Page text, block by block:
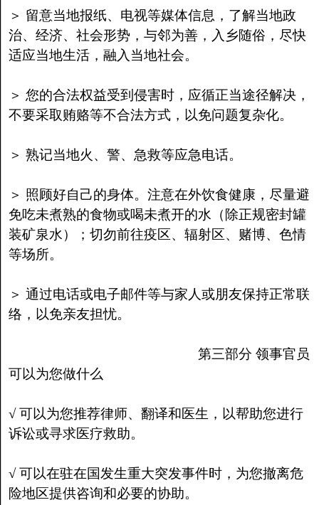
＞ 留意当地报纸、电视等媒体信息，了解当地政
治、经济、社会形势，与邻为善，入乡随俗，尽快
适应当地生活，融入当地社会。
＞ 您的合法权益受到侵害时，应循正当途径解决，
不要采取贿赂等不合法方式，以免问题复杂化。
＞ 熟记当地火、警、急救等应急电话。
＞ 照顾好自己的身体。注意在外饮食健康，尽量避
免吃未煮熟的食物或喝未煮开的水（除正规密封罐
装矿泉水）；切勿前往疫区、辐射区、赌博、色情
等场所。
＞ 通过电话或电子邮件等与家人或朋友保持正常联
络，以免亲友担忧。
第三部分 领事官员
可以为您做什么
√ 可以为您推荐律师、翻译和医生，以帮助您进行
诉讼或寻求医疗救助。
√ 可以在驻在国发生重大突发事件时，为您撤离危
险地区提供咨询和必要的协助。